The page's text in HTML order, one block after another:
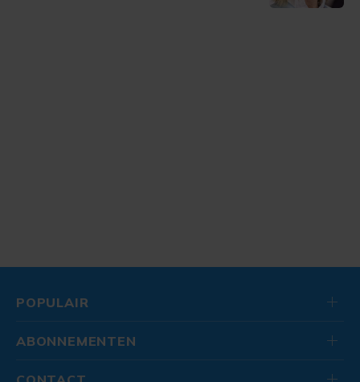
POPULAIR
ABONNEMENTEN